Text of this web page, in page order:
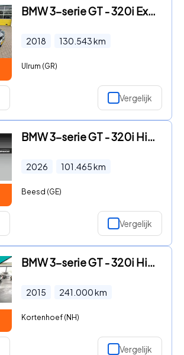
BMW 3-serie GT - 320i Executive GT Met M pakket
2018 130.543km
Ulrum (GR)
Vergelijk
BMW 3-serie GT - 320i High Executive M Sport | 2e eigenaar | Driving Assistan
2026 101.465km
Beesd (GE)
Vergelijk
BMW 3-serie GT - 320i High Exe Automaat 184pk Clima Leder Navi Schuifdak Xeno
2015 241.000km
Kortenhoef (NH)
Vergelijk